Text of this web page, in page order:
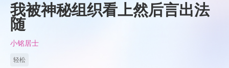
我被神秘组织看上然后言出法
随
小铭居士
轻松